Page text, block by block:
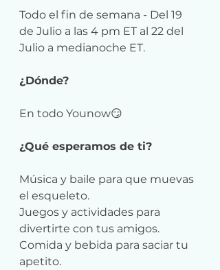
Todo el fin de semana - Del 19
de Julio a las 4 pm ET al 22 del
Julio a medianoche ET.
¿Dónde?
En todo Younow😏
¿Qué esperamos de ti?
Música y baile para que muevas
el esqueleto.
Juegos y actividades para
divertirte con tus amigos.
Comida y bebida para saciar tu
apetito.